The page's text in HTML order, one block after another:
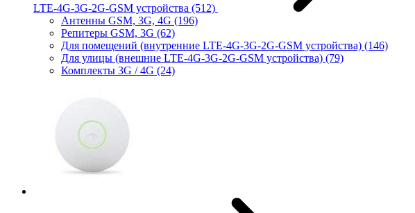
LTE-4G-3G-2G-GSM устройства (512)
Антенны GSM, 3G, 4G (196)
Репитеры GSM, 3G (62)
Для помещений (внутренние LTE-4G-3G-2G-GSM устройства) (146)
Для улицы (внешние LTE-4G-3G-2G-GSM устройства) (79)
Комплекты 3G / 4G (24)